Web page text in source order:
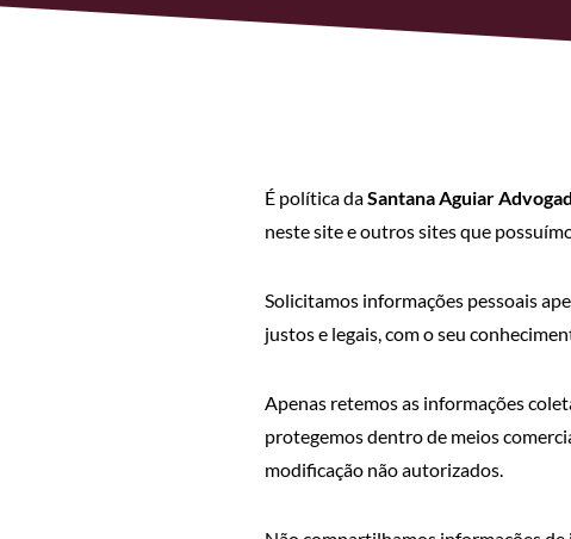
É política daSantana Aguiar
neste site e outros sites que
Solicitamos informações pessoais
justos e legais, com o seu
Apenas retemos as informações
protegemos dentro de meios
modificação não autorizados.